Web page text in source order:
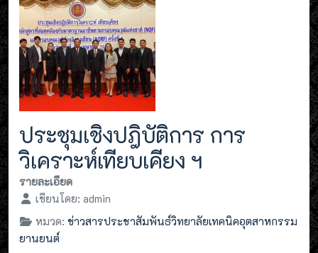
ประชุมเชิงปฎิบัติการ การ
วิเคราะห์เทียบเคียง ฯ
รายละเอียด
เขียนโดย: admin
หมวด: ข่าวสารประชาสัมพันธ์วิทยาลัยเทคนิคอุตสาหกรรม
ยานยนต์